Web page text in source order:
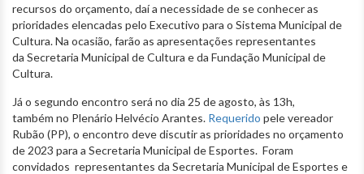
recursos do orçamento, daí a necessidade de se conhecer as
prioridades elencadas pelo Executivo para o Sistema Municipal de
Cultura. Na ocasião, farão as apresentações representantes
da Secretaria Municipal de Cultura e da Fundação Municipal de
Cultura.
Já o segundo encontro será no dia 25 de agosto, às 13h,
também no Plenário Helvécio Arantes. Requerido pele vereador
Rubão (PP), o encontro deve discutir as prioridades no orçamento
de 2023 para a Secretaria Municipal de Esportes. Foram
convidados representantes da Secretaria Municipal de Esportes e